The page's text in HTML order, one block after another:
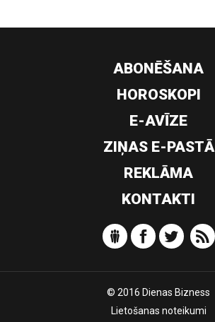
ABONĒŠANA
HOROSKOPI
E-AVĪZE
ZIŅAS E-PASTĀ
REKLĀMA
KONTAKTI
© 2016 Dienas Bizness
Lietošanas noteikumi